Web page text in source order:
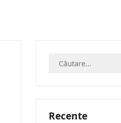
Caută
Recente